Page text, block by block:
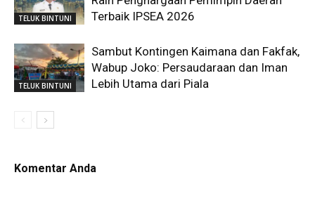
TELUK BINTUNI
Terbaik IPSEA 2026
TELUK BINTUNI
Sambut Kontingen Kaimana dan Fakfak,
Wabup Joko: Persaudaraan dan Iman
Lebih Utama dari Piala
Komentar Anda